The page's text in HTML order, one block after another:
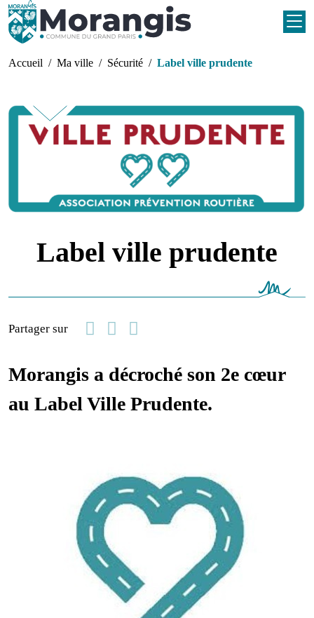
Aller au contenu principal
Fil d'Ariane
Accueil Ma ville Sécurité Label ville prudente
Label ville prudente
Partager sur
FacebookLinkedin
Email
Morangis a décroché son 2e cœur
au Label Ville Prudente.